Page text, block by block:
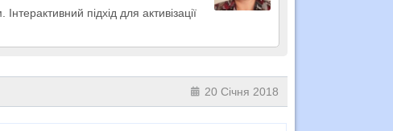
підхід для активізації
20 Січня 2018